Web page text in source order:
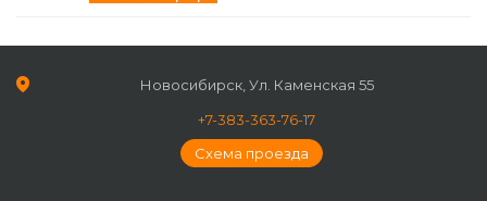
Новосибирск, Ул. Каменская 55
+7-383-363-76-17
Схема проезда